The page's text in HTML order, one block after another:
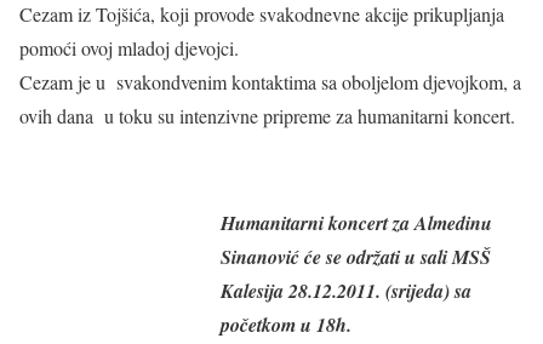
Cezam iz Tojšića, koji provode svakodnevne akcije prikupljanja
pomoći ovoj mladoj djevojci.
Cezam je u svakondvenim kontaktima sa oboljelom djevojkom, a
ovih dana u toku su intenzivne pripreme za humanitarni koncert.
Humanitarni koncert za Almedinu
Sinanović će se održati u sali MSŠ
Kalesija 28.12.2011. (srijeda) sa
početkom u 18h.